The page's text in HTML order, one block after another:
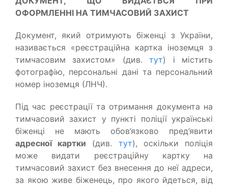
ОФОРМЛЕННІ НА ТИМЧАСОВИЙ ЗАХИСТ
Документ, який отримують біженці з України,
називається «реєстраційна картка іноземця з
тимчасовим захистом» (див.тут) і містить
фотографію, персональні дані та персональний
номер іноземця (ЛНЧ).
Під час реєстрації та отримання документа на
тимчасовий захист у пункті поліції українські
біженці не мають обов’язково пред’явити
адресної картки (див. тут), оскільки поліція
може видати реєстраційну картку на
тимчасовий захист без внесення до неї адреси,
за якою живе біженець, про якого йдеться, від